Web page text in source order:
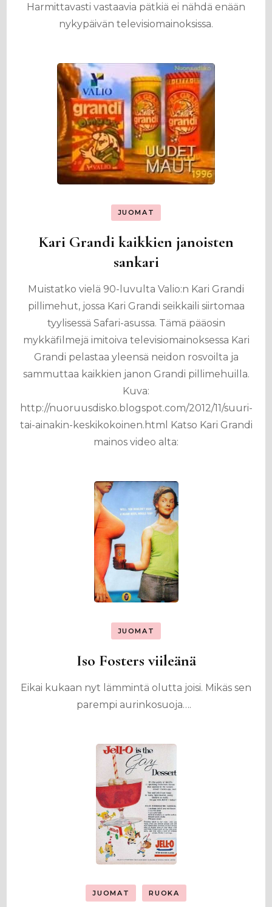
Harmittavasti vastaavia pätkiä ei nähdä enään
nykypäivän televisiomainoksissa.
JUOMAT
Kari Grandi kaikkien janoisten
sankari
Muistatko vielä 90-luvulta Valio:n Kari Grandi
pillimehut, jossa Kari Grandi seikkaili siirtomaa
tyylisessä Safari-asussa. Tämä pääosin
mykkäfilmejä imitoiva televisiomainoksessa Kari
Grandi pelastaa yleensä neidon rosvoilta ja
sammuttaa kaikkien janon Grandi pillimehuilla.
Kuva:
http://nuoruusdisko.blogspot.com/2012/11/suuri-
tai-ainakin-keskikokoinen.html Katso Kari Grandi
mainos video alta:
JUOMAT
Iso Fosters viileänä
Eikai kukaan nyt lämmintä olutta joisi. Mikäs sen
parempi aurinkosuoja….
JUOMAT RUOKA